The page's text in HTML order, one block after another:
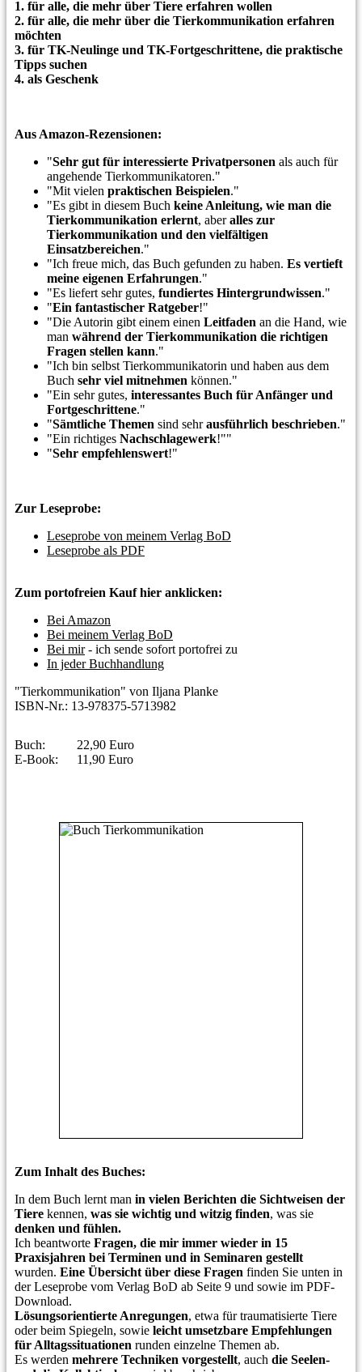
1. für alle, die mehr über Tiere erfahren wollen
2. für alle, die mehr über die Tierkommunikation erfahren
möchten
3. für TK-Neulinge und TK-Fortgeschrittene, die praktische
Tipps suchen
4. als Geschenk
Aus Amazon-Rezensionen:
"Sehr gut für interessierte Privatpersonen als auch für
angehende Tierkommunikatoren."
"Mit vielen praktischen Beispielen."
"Es gibt in diesem Buch keine Anleitung, wie man die
Tierkommunikation erlernt, aberalles zur
Tierkommunikation und den vielfältigen
Einsatzbereichen."
"Ich freue mich, das Buch gefunden zu haben. Es vertieft
meine eigenen Erfahrungen."
"Es liefert sehr gutes, fundiertes Hintergrundwissen."
"Ein fantastischer Ratgeber!"
"Die Autorin gibt einem einen Leitfaden an die Hand, wie
man während der Tierkommunikation die richtigen
Fragen stellen kann."
"Ich bin selbst Tierkommunikatorin und haben aus dem
Buch sehr viel mitnehmen können."
"Ein sehr gutes, interessantes Buch für Anfänger und
Fortgeschrittene."
"Sämtliche Themen sind sehrausführlich beschrieben."
"Ein richtiges Nachschlagewerk!""
"Sehr empfehlenswert!"
Zur Leseprobe:
Leseprobe von meinem Verlag BoD
Leseprobe als PDF
Zum portofreien Kauf hier anklicken:
Bei Amazon
Bei meinem Verlag BoD
Bei mir- ich sende sofort portofrei zu
In jeder Buchhandlung
"Tierkommunikation" von Iljana Planke
ISBN-Nr.: 13-978375-5713982
Buch:
E-Book:
22,90 Euro
11,90 Euro
Zum Inhalt des Buches:
In dem Buch lernt man in vielen Berichten die Sichtweisen der
Tiere kennen, was sie wichtig und witzig finden, was sie
denken und fühlen.
Ich beantworte Fragen, die mir immer wieder in 15
Praxisjahren bei Terminen und in Seminaren gestellt
wurden. Eine Übersicht über diese Fragen finden Sie unten in
der Leseprobe vom Verlag BoD ab Seite 9 und sowie im PDF-
Download.
Lösungsorientierte Anregungen, etwa für traumatisierte Tiere
oder beim Spiegeln, sowie leicht umsetzbare Empfehlungen
für Alltagssituationen runden einzelne Themen ab.
Es werden mehrere Techniken vorgestellt, auch die Seelen-